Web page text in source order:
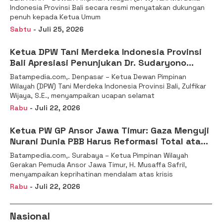
Indonesia Provinsi Bali secara resmi menyatakan dukungan
penuh kepada Ketua Umum
Sabtu - Juli 25, 2026
Ketua DPW Tani Merdeka Indonesia Provinsi
Bali Apresiasi Penunjukan Dr. Sudaryono
sebagai Kepala Badan Gizi Nasional
Batampedia.com,. Denpasar – Ketua Dewan Pimpinan
Wilayah (DPW) Tani Merdeka Indonesia Provinsi Bali, Zulfikar
Wijaya, S.E., menyampaikan ucapan selamat
Rabu - Juli 22, 2026
Ketua PW GP Ansor Jawa Timur: Gaza Menguji
Nurani Dunia PBB Harus Reformasi Total atau
Kehilangan Legitimasi
Batampedia.com,. Surabaya – Ketua Pimpinan Wilayah
Gerakan Pemuda Ansor Jawa Timur, H. Musaffa Safril,
menyampaikan keprihatinan mendalam atas krisis
Rabu - Juli 22, 2026
Nasional